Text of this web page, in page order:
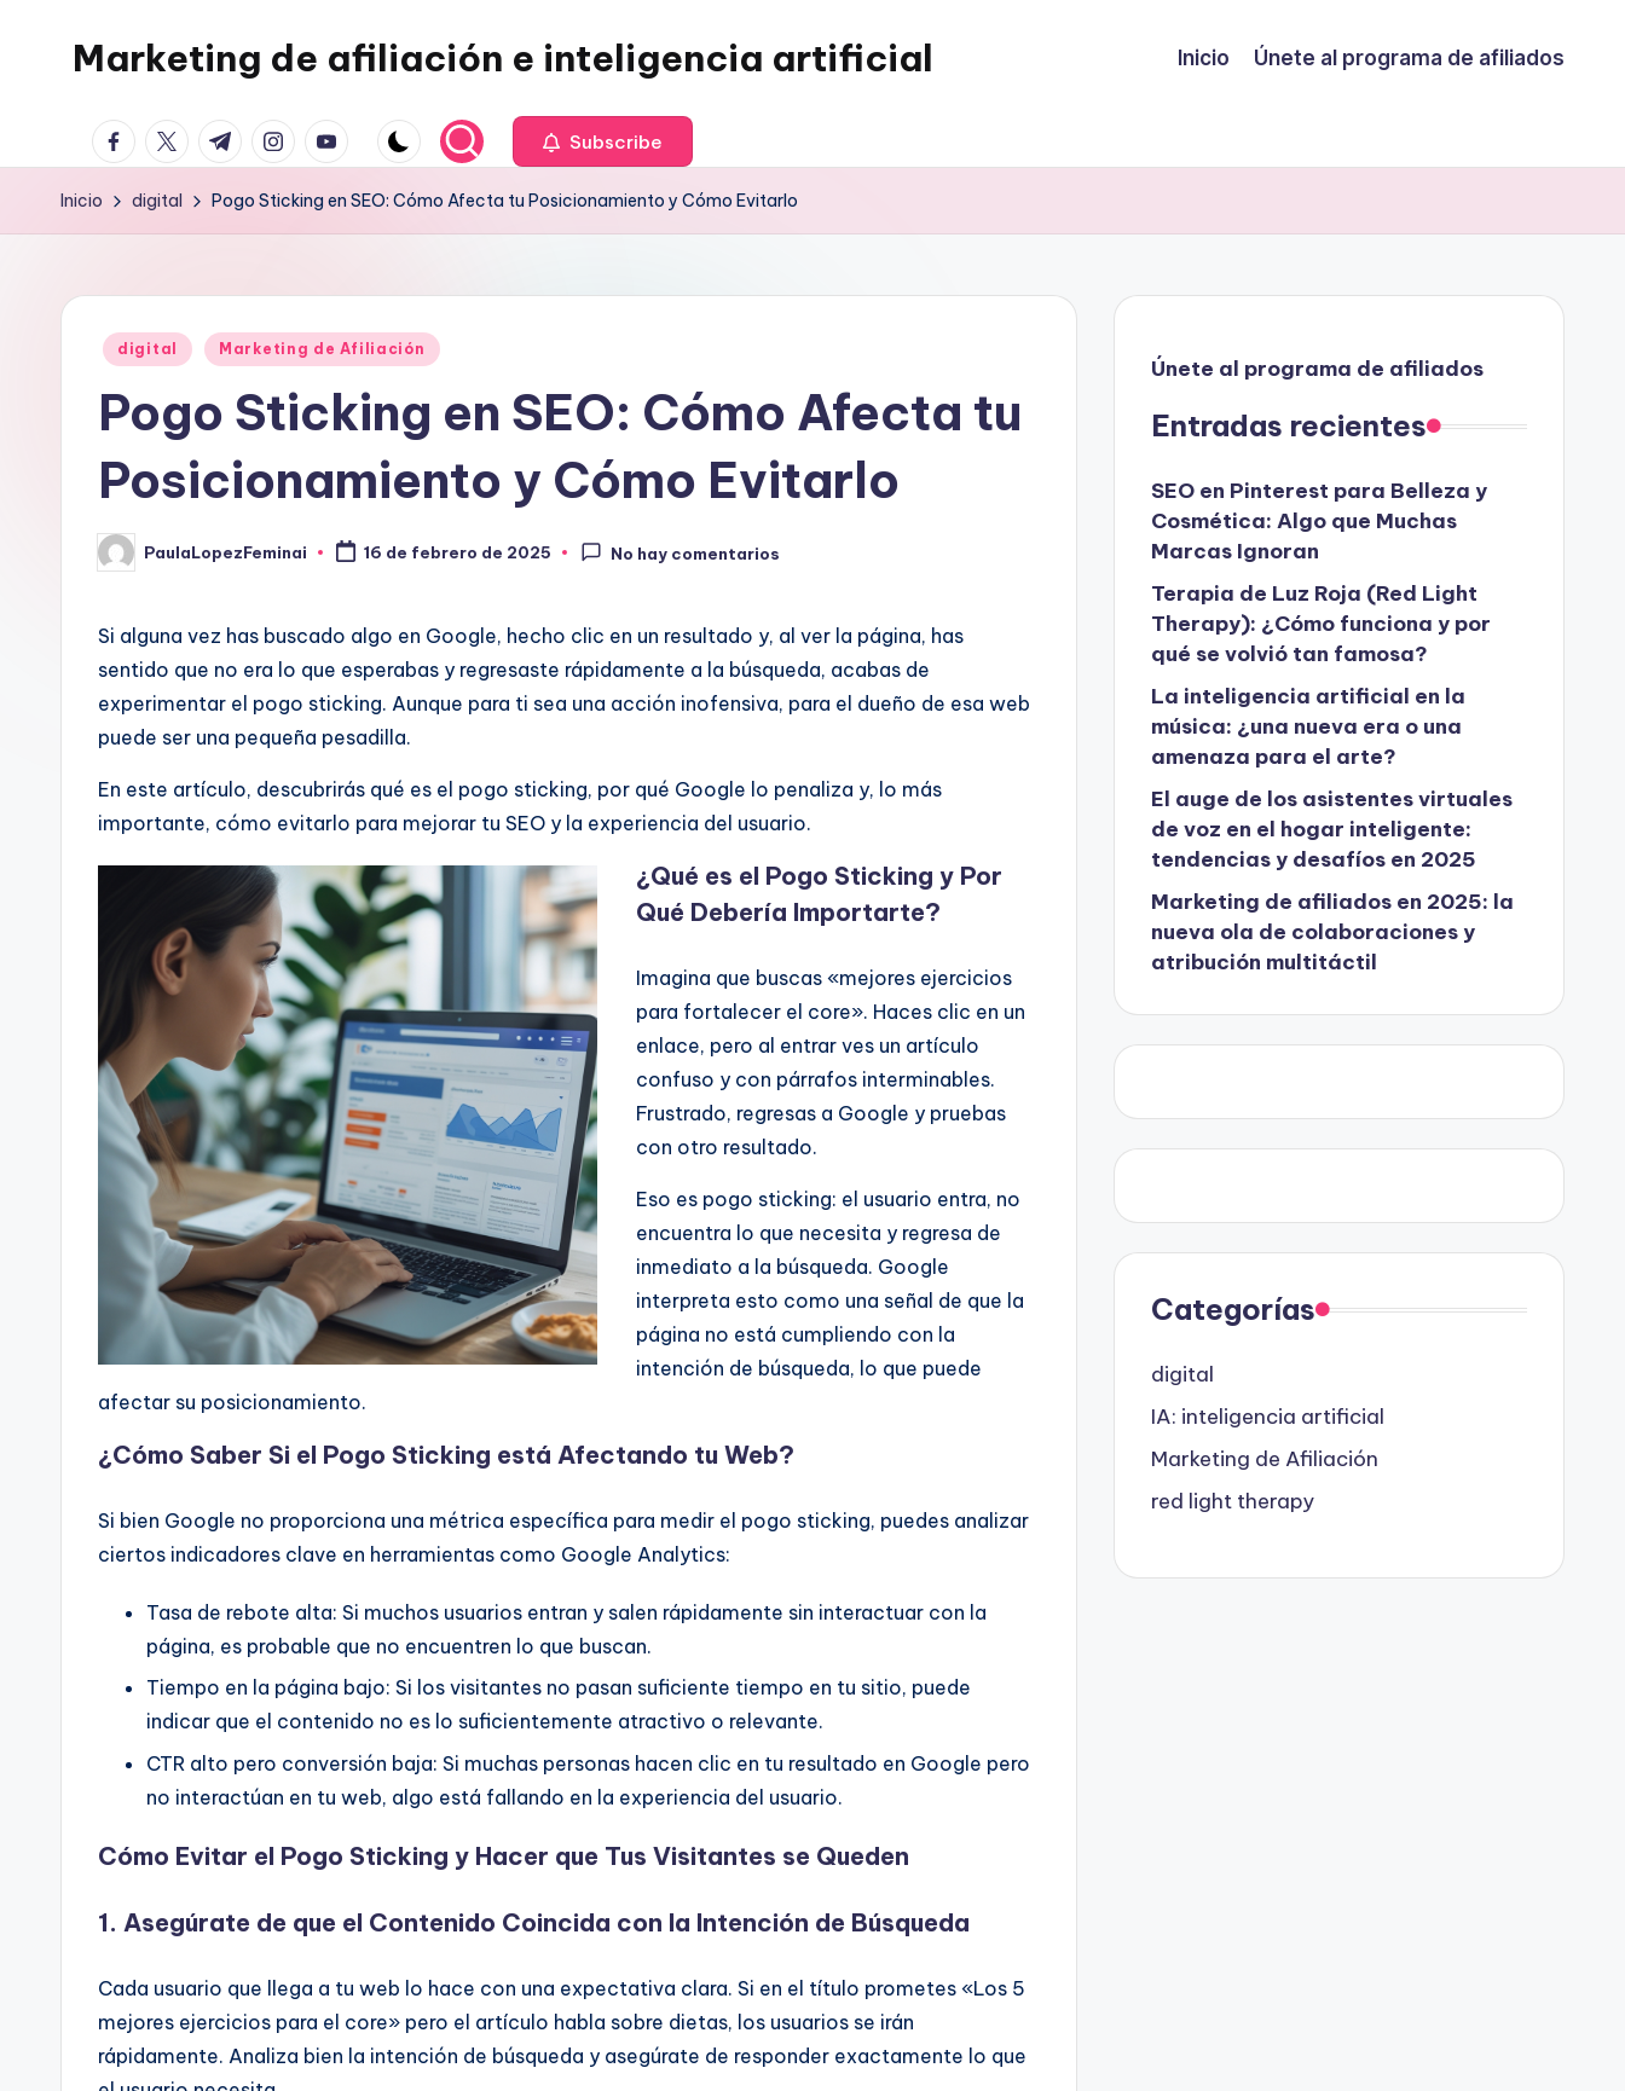
contenido
Marketing de afiliación e inteligencia artificial Inicio Únete al programa de afiliados
facebook.com
twitter.com
t.me instagram.com
youtube.com Subscribe
Inicio digital Pogo Sticking en SEO: Cómo Afecta tu Posicionamiento y Cómo Evitarlo
Publicado
digital Marketing de Afiliación
Pogo Sticking en SEO: Cómo Afecta tu
Posicionamiento y Cómo Evitarlo
Publicado
por
PaulaLopezFeminai 16 de febrero de 2025 No hay comentarios
Si alguna vez has buscado algo en Google, hecho clic en un resultado y, al ver la página, has
sentido que no era lo que esperabas y regresaste rápidamente a la búsqueda, acabas de
experimentar el pogo sticking. Aunque para ti sea una acción inofensiva, para el dueño de esa web
puede ser una pequeña pesadilla.
En este artículo, descubrirás qué es el pogo sticking, por qué Google lo penaliza y, lo más
importante, cómo evitarlo para mejorar tu SEO y la experiencia del usuario.
¿Qué es el Pogo Sticking y Por
Qué Debería Importarte?
Imagina que buscas «mejores ejercicios
para fortalecer el core». Haces clic en un
enlace, pero al entrar ves un artículo
confuso y con párrafos interminables.
Frustrado, regresas a Google y pruebas
con otro resultado.
Eso es pogo sticking: el usuario entra, no
encuentra lo que necesita y regresa de
inmediato a la búsqueda. Google
interpreta esto como una señal de que la
página no está cumpliendo con la
intención de búsqueda, lo que puede
afectar su posicionamiento.
¿Cómo Saber Si el Pogo Sticking está Afectando tu Web?
Si bien Google no proporciona una métrica específica para medir el pogo sticking, puedes analizar
ciertos indicadores clave en herramientas como Google Analytics:
Tasa de rebote alta: Si muchos usuarios entran y salen rápidamente sin interactuar con la
página, es probable que no encuentren lo que buscan.
Tiempo en la página bajo: Si los visitantes no pasan suficiente tiempo en tu sitio, puede
indicar que el contenido no es lo suficientemente atractivo o relevante.
CTR alto pero conversión baja: Si muchas personas hacen clic en tu resultado en Google pero
no interactúan en tu web, algo está fallando en la experiencia del usuario.
Cómo Evitar el Pogo Sticking y Hacer que Tus Visitantes se Queden
1. Asegúrate de que el Contenido Coincida con la Intención de Búsqueda
Cada usuario que llega a tu web lo hace con una expectativa clara. Si en el título prometes «Los 5
mejores ejercicios para el core» pero el artículo habla sobre dietas, los usuarios se irán
rápidamente. Analiza bien la intención de búsqueda y asegúrate de responder exactamente lo que
Únete al programa de afiliados
Entradas recientes
SEO en Pinterest para Belleza y
Cosmética: Algo que Muchas
Marcas Ignoran
Terapia de Luz Roja (Red Light
Therapy): ¿Cómo funciona y por
qué se volvió tan famosa?
La inteligencia artificial en la
música: ¿una nueva era o una
amenaza para el arte?
El auge de los asistentes virtuales
de voz en el hogar inteligente:
tendencias y desafíos en 2025
Marketing de afiliados en 2025: la
nueva ola de colaboraciones y
atribución multitáctil
Categorías
digital
IA: inteligencia artificial
Marketing de Afiliación
red light therapy